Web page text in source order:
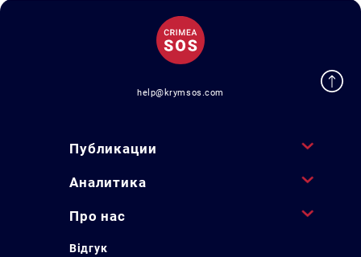
help@krymsos.com
Публикации
Аналитика
Про нас
Відгук